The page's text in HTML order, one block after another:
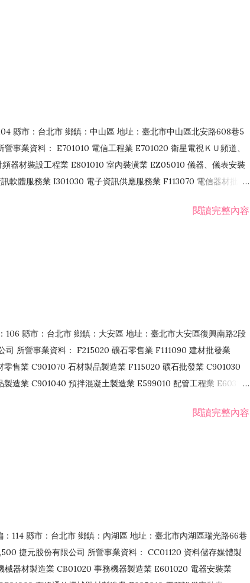
縣市：台北市 鄉鎮：中山區 地址：臺北市中山區北安路608巷5
事業資料： E701010 電信工程業 E701020 衛星電視ＫＵ頻道、
器材裝設工程業 E801010 室內裝潢業 EZ05010 儀器、儀表安裝
軟體服務業 I301030 電子資訊供應服務業 F113070 電信器材批發
業 F401171 酒類輸入業
閱讀完整內容
106 縣市：台北市 鄉鎮：大安區 地址：臺北市大安區復興南路2段
司 所營事業資料： F215020 礦石零售業 F111090 建材批發業
售業 C901070 石材製品製造業 F115020 礦石批發業 C901030
造業 C901040 預拌混凝土製造業 E599010 配管工程業 E603110
發業 F106020 日常用品批發業 F108031 醫療器材批發業閱讀完整內容
114 縣市：台北市 鄉鎮：內湖區 地址：臺北市內湖區瑞光路66巷
捷元股份有限公司 所營事業資料： CC01120 資料儲存媒體製
器材製造業 CB01020 事務機器製造業 E601020 電器安裝業